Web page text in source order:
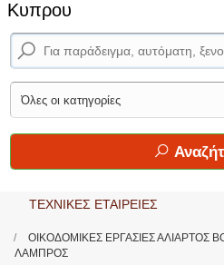
Κυπρου
ΤΕΧΝΙΚΕΣ ΕΤΑΙΡΕΙΕΣ
ΟΙΚΟΔΟΜΙΚΕΣ ΕΡΓΑΣΙΕΣ ΑΛΙΑΡΤΟΣ
ΛΑΜΠΡΟΣ